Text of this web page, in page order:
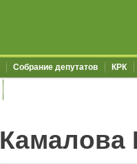
Собрание депутатов КРК
Камалова